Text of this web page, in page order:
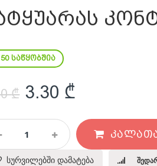
50 საწყობშია
₾ Original price
3.30 ₾
სურვილებში დამატება